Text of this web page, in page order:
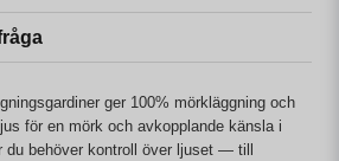
ger 100% mörkläggning och
för en mörk och avkopplande känsla i
du behöver kontroll över ljuset — till